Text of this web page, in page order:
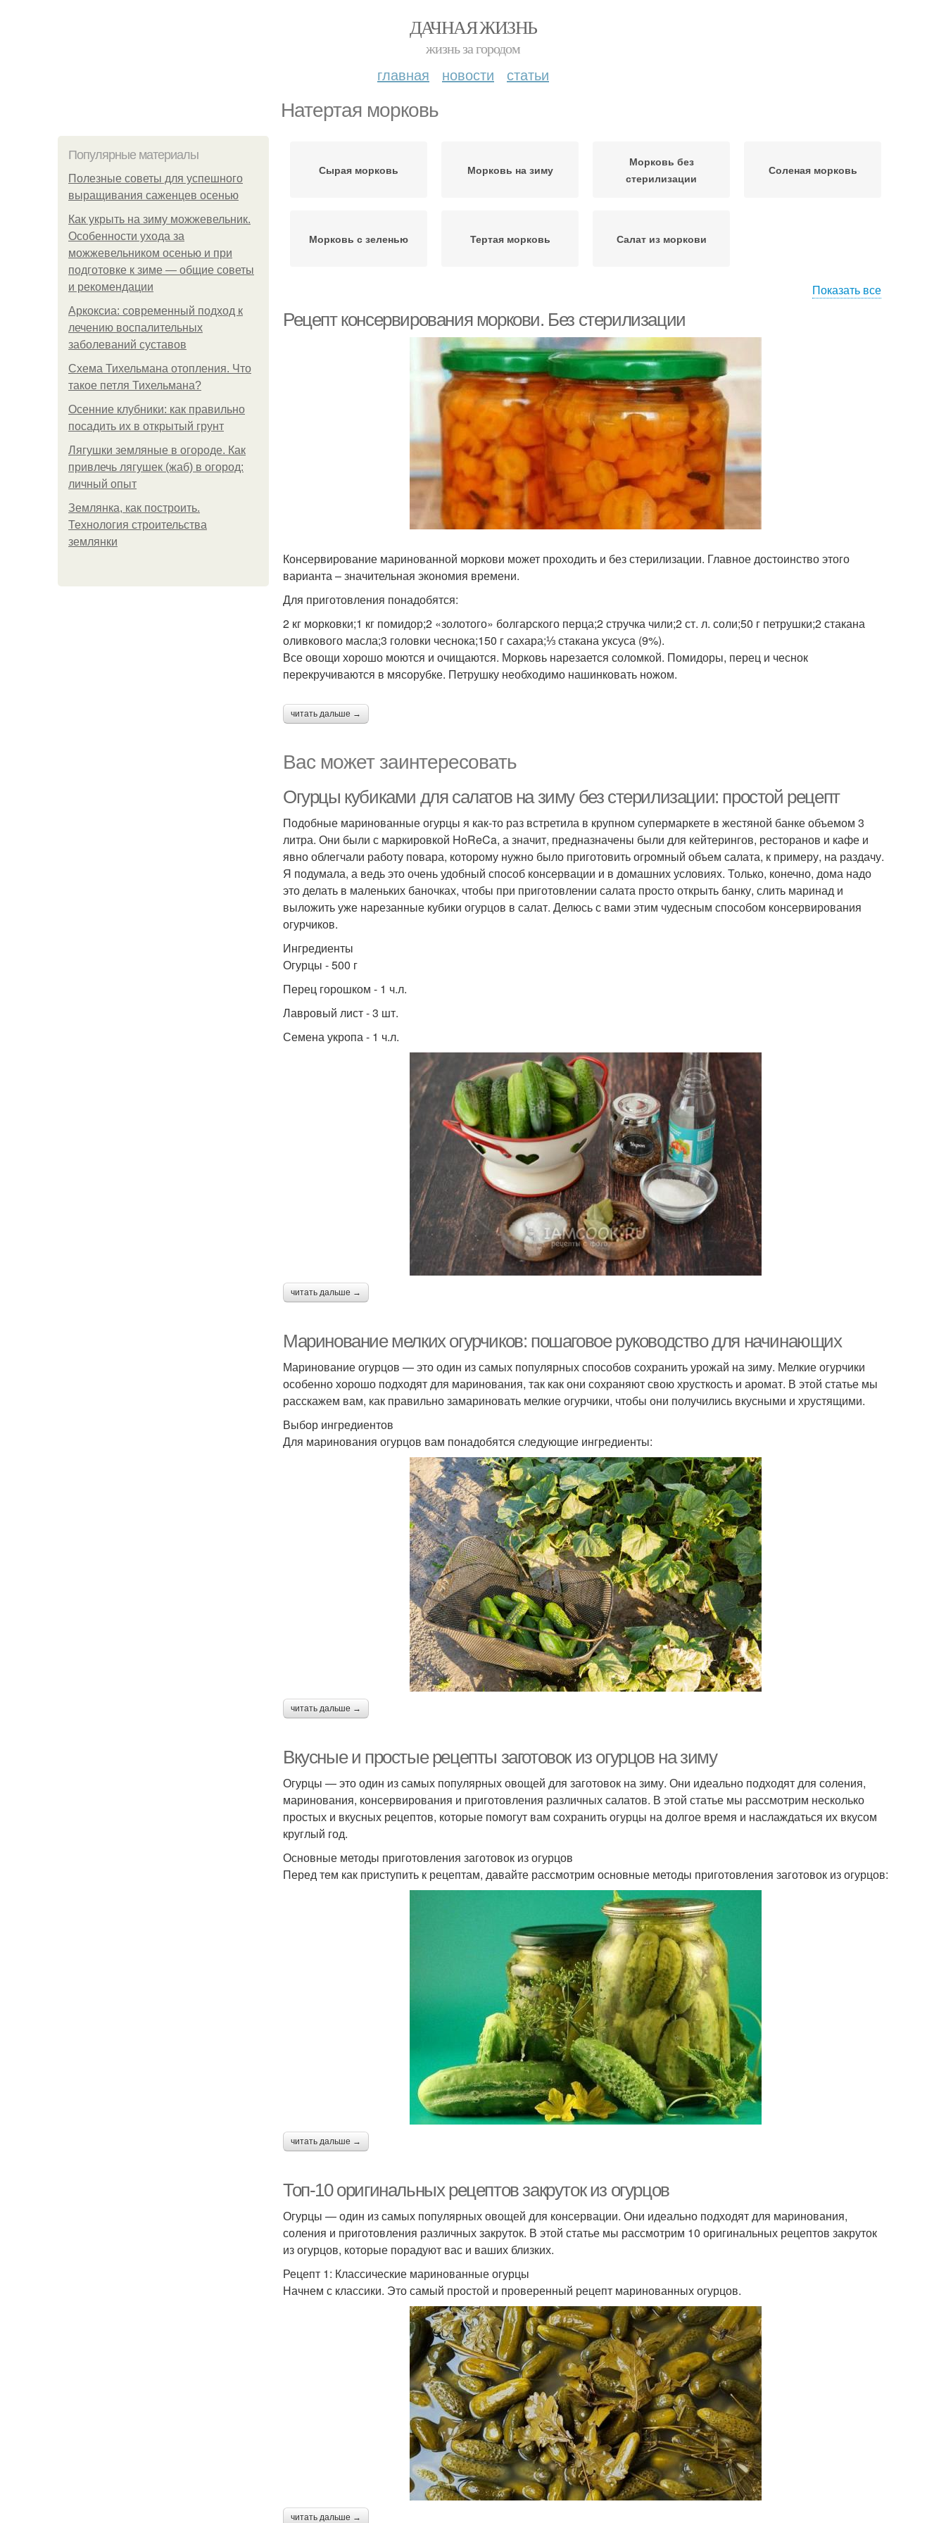
ДАЧНАЯ ЖИЗНЬ
жизнь за городом
главная новости статьи
Натертая морковь
Популярные материалы
Полезные советы для успешного
выращивания саженцев осенью
Как укрыть на зиму можжевельник.
Особенности ухода за
можжевельником осенью и при
подготовке к зиме — общие советы
и рекомендации
Аркоксиа: современный подход к
лечению воспалительных
заболеваний суставов
Схема Тихельмана отопления. Что
такое петля Тихельмана?
Осенние клубники: как правильно
посадить их в открытый грунт
Лягушки земляные в огороде. Как
привлечь лягушек (жаб) в огород:
личный опыт
Землянка, как построить.
Технология строительства
землянки
Сырая морковь Морковь на зиму
Морковь без
стерилизации
Соленая морковь
Морковь с зеленью Тертая морковь Салат из моркови
Показать все
Рецепт консервирования моркови. Без стерилизации
Консервирование маринованной моркови может проходить и без стерилизации. Главное достоинство этого
варианта – значительная экономия времени.
Для приготовления понадобятся:
2 кг морковки;1 кг помидор;2 «золотого» болгарского перца;2 стручка чили;2 ст. л. соли;50 г петрушки;2 стакана
оливкового масла;3 головки чеснока;150 г сахара;⅓ стакана уксуса (9%).
Все овощи хорошо моются и очищаются. Морковь нарезается соломкой. Помидоры, перец и чеснок
перекручиваются в мясорубке. Петрушку необходимо нашинковать ножом.
читать дальше →
Вас может заинтересовать
Огурцы кубиками для салатов на зиму без стерилизации: простой рецепт
Подобные маринованные огурцы я как-то раз встретила в крупном супермаркете в жестяной банке объемом 3
литра. Они были с маркировкой HoReCa, а значит, предназначены были для кейтерингов, ресторанов и кафе и
явно облегчали работу повара, которому нужно было приготовить огромный объем салата, к примеру, на раздачу.
Я подумала, а ведь это очень удобный способ консервации и в домашних условиях. Только, конечно, дома надо
это делать в маленьких баночках, чтобы при приготовлении салата просто открыть банку, слить маринад и
выложить уже нарезанные кубики огурцов в салат. Делюсь с вами этим чудесным способом консервирования
огурчиков.
Ингредиенты
Огурцы - 500 г
Перец горошком - 1 ч.л.
Лавровый лист - 3 шт.
Семена укропа - 1 ч.л.
читать дальше →
Маринование мелких огурчиков: пошаговое руководство для начинающих
Маринование огурцов — это один из самых популярных способов сохранить урожай на зиму. Мелкие огурчики
особенно хорошо подходят для маринования, так как они сохраняют свою хрусткость и аромат. В этой статье мы
расскажем вам, как правильно замариновать мелкие огурчики, чтобы они получились вкусными и хрустящими.
Выбор ингредиентов
Для маринования огурцов вам понадобятся следующие ингредиенты:
читать дальше →
Вкусные и простые рецепты заготовок из огурцов на зиму
Огурцы — это один из самых популярных овощей для заготовок на зиму. Они идеально подходят для соления,
маринования, консервирования и приготовления различных салатов. В этой статье мы рассмотрим несколько
простых и вкусных рецептов, которые помогут вам сохранить огурцы на долгое время и наслаждаться их вкусом
круглый год.
Основные методы приготовления заготовок из огурцов
Перед тем как приступить к рецептам, давайте рассмотрим основные методы приготовления заготовок из огурцов:
читать дальше →
Топ-10 оригинальных рецептов закруток из огурцов
Огурцы — один из самых популярных овощей для консервации. Они идеально подходят для маринования,
соления и приготовления различных закруток. В этой статье мы рассмотрим 10 оригинальных рецептов закруток
из огурцов, которые порадуют вас и ваших близких.
Рецепт 1: Классические маринованные огурцы
Начнем с классики. Это самый простой и проверенный рецепт маринованных огурцов.
читать дальше →